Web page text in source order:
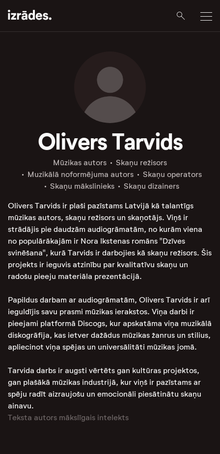
Olivers Tarvids
Mūzikas autors
Skaņu režisors
Muzikālā noformējuma autors
Skaņu operators
Skaņu mākslinieks
Skaņu dizainers
Olivers Tarvids ir plaši pazīstams Latvijā kā talantīgs
mūzikas autors, skaņu režisors un skaņotājs. Viņš ir
strādājis pie daudzām audiogrāmatām, no kurām viena
no populārākajām ir Nora Ikstenas romāns "Dzīves
svinēšana", kurā Tarvids ir darbojies kā skaņu režisors. Šis
projekts ir ieguvis atzinību par kvalitatīvu skaņu un
radošu pieeju materiāla prezentācijā​​.
Papildus darbam ar audiogrāmatām, Olivers Tarvids ir arī
ieguldījis savu prasmi mūzikas ierakstos. Viņa darbi ir
pieejami platformā Discogs, kur apskatāma viņa muzikālā
diskogrāfija, kas ietver dažādus mūzikas žanrus un stilius,
apliecinot viņa spējas un universālitāti mūzikas jomā​​.
Tarvida darbs ir augsti vērtēts gan kultūras projektos,
gan plašākā mūzikas industrijā, kur viņš ir pazīstams ar
spēju radīt aizraujošu un emocionāli piesātinātu skaņu
ainavu.
Teksta autors mākslīgais intelekts